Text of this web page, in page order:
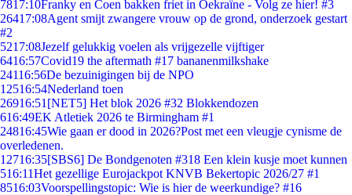
7817:10Franky en Coen bakken friet in Oekraïne - Volg ze hier! #3
26417:08Agent smijt zwangere vrouw op de grond, onderzoek gestart
#2
5217:08Jezelf gelukkig voelen als vrijgezelle vijftiger
6416:57Covid19 the aftermath #17 bananenmilkshake
24116:56De bezuinigingen bij de NPO
12516:54Nederland toen
26916:51 [NET5] Het blok 2026 #32 Blokkendozen
616:49EK Atletiek 2026 te Birmingham #1
24816:45Wie gaan er dood in 2026?Post met een vleugje cynisme de
overledenen.
12716:35[SBS6] De Bondgenoten #318 Een klein kusje moet kunnen
516:11Het gezellige Eurojackpot KNVB Bekertopic 2026/27 #1
8516:03Voorspellingstopic: Wie is hier de weerkundige? #16